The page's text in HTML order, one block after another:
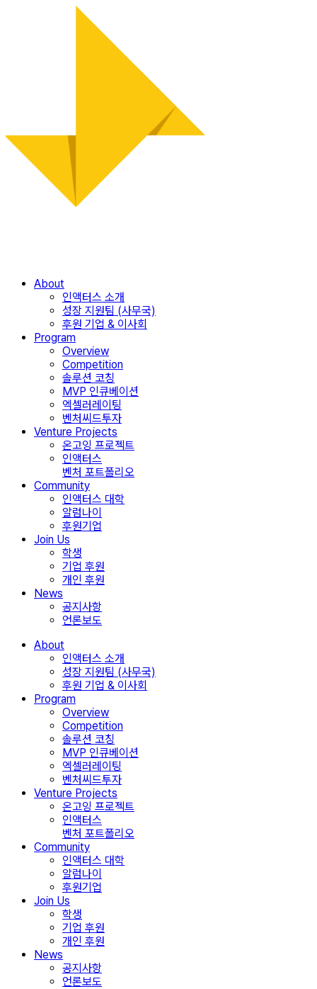
About
인액터스 소개
성장 지원팀 (사무국)
후원 기업 & 이사회
Program
Overview
Competition
솔루션 코칭
MVP 인큐베이션
엑셀러레이팅
벤처씨드투자
Venture Projects
온고잉 프로젝트
인액터스
벤처 포트폴리오
Community
인액터스 대학
알럼나이
후원기업
Join Us
학생
기업 후원
개인 후원
News
공지사항
언론보도
About
인액터스 소개
성장 지원팀 (사무국)
후원 기업 & 이사회
Program
Overview
Competition
솔루션 코칭
MVP 인큐베이션
엑셀러레이팅
벤처씨드투자
Venture Projects
온고잉 프로젝트
인액터스
벤처 포트폴리오
Community
인액터스 대학
알럼나이
후원기업
Join Us
학생
기업 후원
개인 후원
News
공지사항
언론보도